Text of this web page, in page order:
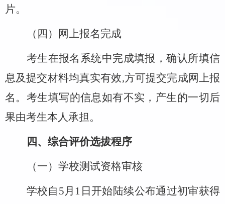
片。
（四）网上报名完成
考生在报名系统中完成填报 ，确认所填信
息及提交材料均真实有效,方可提交完成网上报
名。考生填写的信息如有不实，产生的一切后
果由考生本人承担。
四、综合评价选拔程序
（一）学校测试资格审核
学校自 5月 1 日开始陆续公布通过初审获得